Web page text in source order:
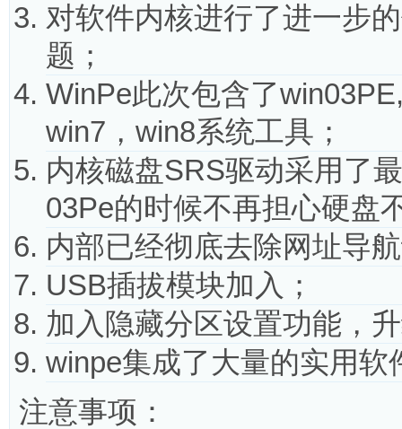
对软件内核进行了进一步
题；
WinPe此次包含了
win7，win8系统工具；
内核磁盘SRS驱动采用了
03Pe的时候不再担心硬盘
内部已经彻底去除网址导
USB插拔模块加入；
加入隐藏分区设置功能，
winpe集成了大量的实用
注意事项：